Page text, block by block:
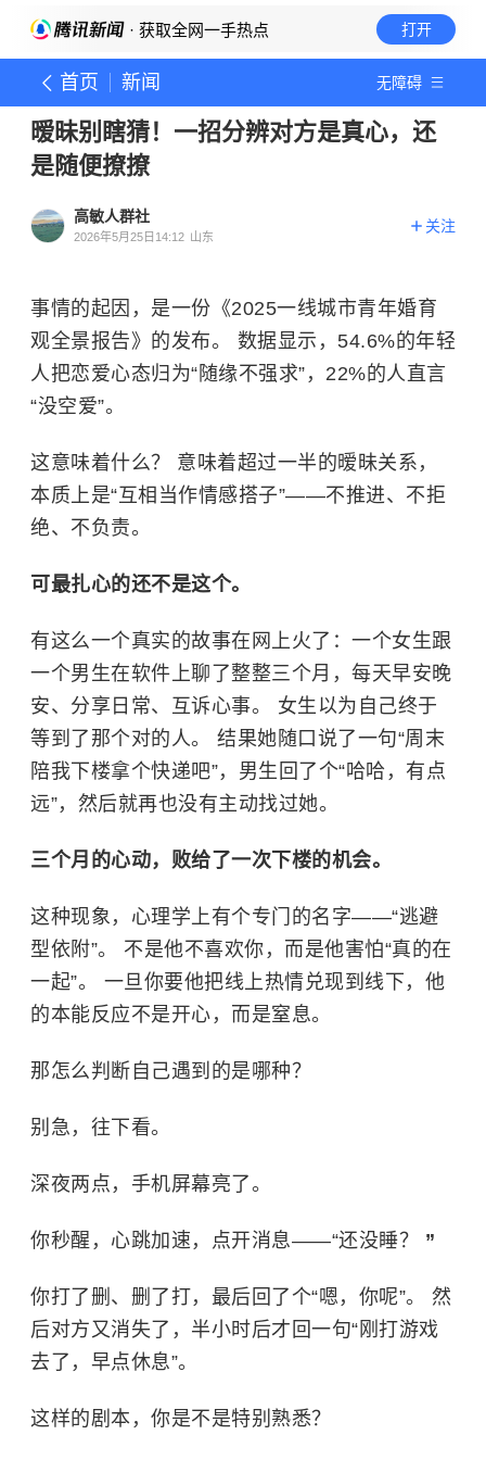
· 获取全网一手热点 打开
首页 新闻 无障碍
暧昧别瞎猜！一招分辨对方是真心，还
是随便撩撩
高敏人群社
2026年5月25日14:12 山东
关注
事情的起因，是一份《2025一线城市青年婚育
观全景报告》的发布。 数据显示，54.6%的年轻
人把恋爱心态归为“随缘不强求”，22%的人直言
“没空爱”。
这意味着什么？ 意味着超过一半的暧昧关系，
本质上是“互相当作情感搭子”——不推进、不拒
绝、不负责。
可最扎心的还不是这个。
有这么一个真实的故事在网上火了：一个女生跟
一个男生在软件上聊了整整三个月，每天早安晚
安、分享日常、互诉心事。 女生以为自己终于
等到了那个对的人。 结果她随口说了一句“周末
陪我下楼拿个快递吧”，男生回了个“哈哈，有点
远”，然后就再也没有主动找过她。
三个月的心动，败给了一次下楼的机会。
这种现象，心理学上有个专门的名字——“逃避
型依附”。 不是他不喜欢你，而是他害怕“真的在
一起”。 一旦你要他把线上热情兑现到线下，他
的本能反应不是开心，而是窒息。
那怎么判断自己遇到的是哪种？
别急，往下看。
深夜两点，手机屏幕亮了。
你秒醒，心跳加速，点开消息——“还没睡？ ”
你打了删、删了打，最后回了个“嗯，你呢”。 然
后对方又消失了，半小时后才回一句“刚打游戏
去了，早点休息”。
这样的剧本，你是不是特别熟悉？